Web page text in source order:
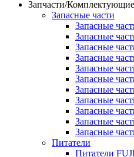
Запчасти/Комплектующие
Запасные части
Запасные
Запасные
Запасные
Запасные
Запасные
Запасные
Запасные
Запасные
Запасные
Запасные
Запасные
Питатели
Питатели